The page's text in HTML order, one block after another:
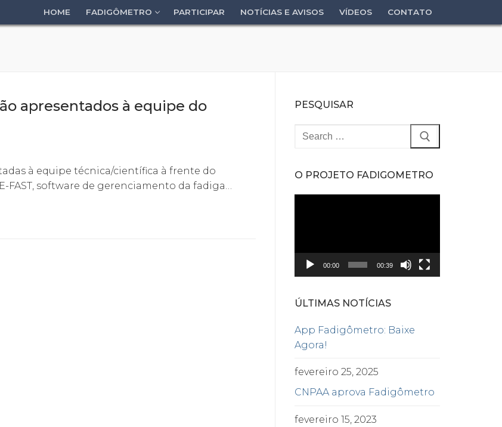
HOME FADIGÔMETRO PARTICIPAR NOTÍCIAS E AVISOS VÍDEOS CONTATO
apresentados à equipe do
à equipe técnica/científica à frente do
FAST, software de gerenciamento da fadiga…
PESQUISAR
Pesquisar
O PROJETO FADIGOMETRO
00:00 00:39
ÚLTIMAS NOTÍCIAS
App Fadigômetro: Baixe
Agora!
fevereiro 25, 2025
CNPAA aprova Fadigômetro
fevereiro 15, 2023